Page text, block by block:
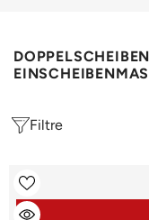
Filtre